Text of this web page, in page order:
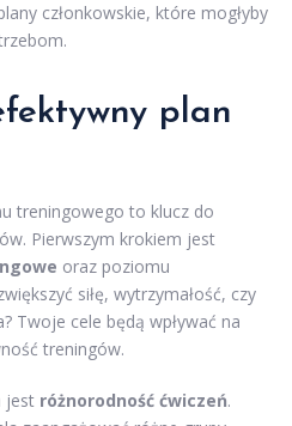
członkowskie, które mogłyby
plan
treningowego to klucz do
Pierwszym krokiem jest
oraz poziomu
siłę, wytrzymałość, czy
Twoje cele będą wpływać na
treningów.
jest różnorodność ćwiczeń.